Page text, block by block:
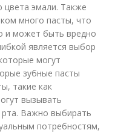
цвета эмали. Также
много пасты, что
и может быть вредно
является выбор
могут
зубные пасты
такие как
вызывать
рта. Важно выбирать
потребностям,